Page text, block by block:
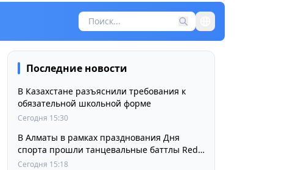
Последние новости
В Казахстане разъяснили требования к
обязательной школьной форме
Сегодня 15:30
В Алматы в рамках празднования Дня
спорта прошли танцевальные баттлы Red
Bull Dance Your Style
Сегодня 15:18